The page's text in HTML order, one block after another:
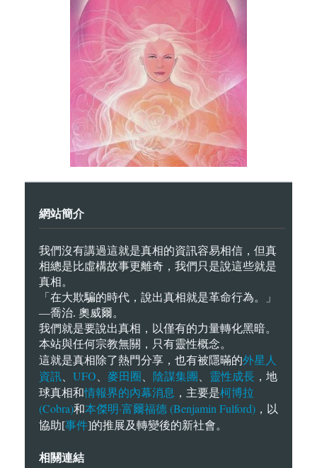
網站簡介
我們沒有講過這就是真相的資訊容易相信，但真
相總是比虛構故事更離奇，我們只是說這些就是
真相。
「在大欺騙的時代，說出真相就是革命行為。」
—喬治. 奧威爾。
我們就是要說出真相，以僅有的力量轉化黑暗。
本站與任何宗教無關，只有靈性概念。
這就是真相除了熱門分享，也有被隱暪的外星人
資訊
UFO 麥田圈 陰謀集團 靈性成長 ，地
球真相和情報界的內幕消息 ，主要是柯博拉
(Cobra)和本傑明·富爾福德 (Benjamin Fulford) ，以
協助[事件]的推展及轉變後的新社會。
相關連結